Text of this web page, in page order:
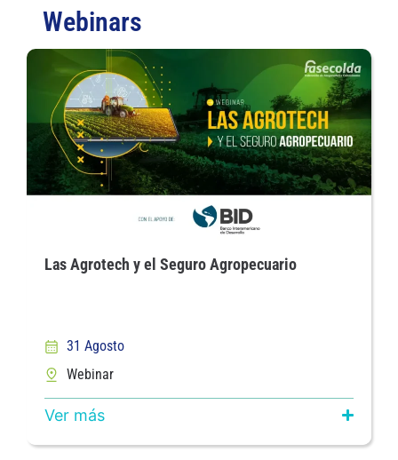
Webinars
Las Agrotech y el Seguro Agropecuario
31 Agosto
Webinar
Ver más